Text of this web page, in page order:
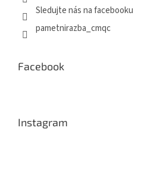
Sledujte nás na facebooku
pametnirazba_cmqc
Facebook
Instagram